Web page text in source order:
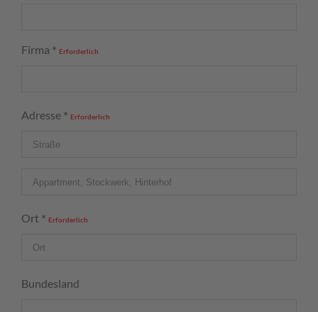
Firma * Erforderlich
Adresse * Erforderlich
Ort * Erforderlich
Bundesland